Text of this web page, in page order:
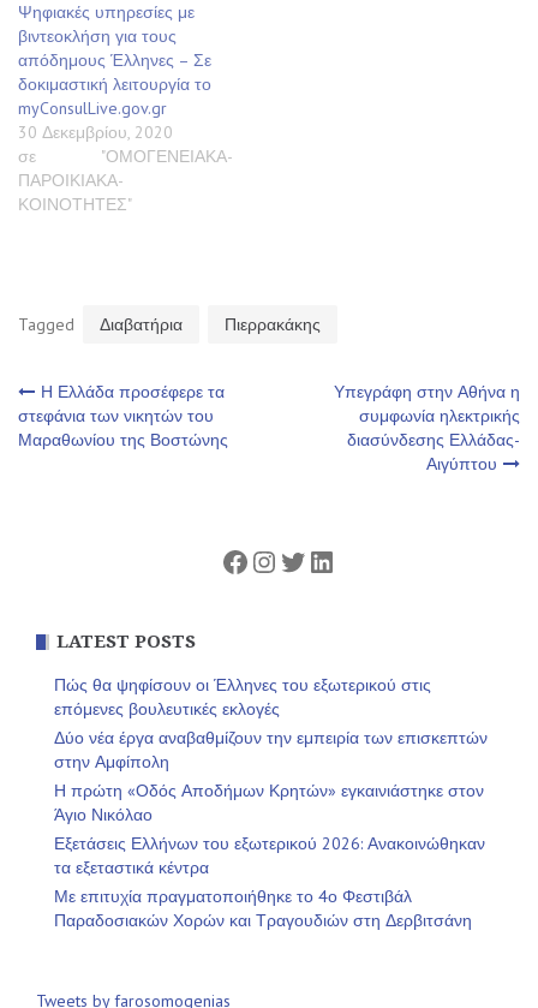
Ψηφιακές υπηρεσίες με
βιντεοκλήση για τους
απόδημους Έλληνες – Σε
δοκιμαστική λειτουργία το
myConsulLive.gov.gr
30 Δεκεμβρίου, 2020
σε "ΟΜΟΓΕΝΕΙΑΚΑ-
ΠΑΡΟΙΚΙΑΚΑ-
ΚΟΙΝΟΤΗΤΕΣ"
Tagged Διαβατήρια Πιερρακάκης
Πλοήγηση
άρθρων
Η Ελλάδα προσέφερε τα
στεφάνια των νικητών του
Μαραθωνίου της Βοστώνης
Υπεγράφη στην Αθήνα η
συμφωνία ηλεκτρικής
διασύνδεσης Ελλάδας-
Αιγύπτου
Facebook
Instagram
Twitter
Linkedin
LATEST POSTS
Πώς θα ψηφίσουν οι Έλληνες του εξωτερικού στις
επόμενες βουλευτικές εκλογές
Δύο νέα έργα αναβαθμίζουν την εμπειρία των επισκεπτών
στην Αμφίπολη
Η πρώτη «Οδός Αποδήμων Κρητών» εγκαινιάστηκε στον
Άγιο Νικόλαο
Εξετάσεις Ελλήνων του εξωτερικού 2026: Ανακοινώθηκαν
τα εξεταστικά κέντρα
Με επιτυχία πραγματοποιήθηκε το 4ο Φεστιβάλ
Παραδοσιακών Χορών και Τραγουδιών στη Δερβιτσάνη
Tweets by farosomogenias